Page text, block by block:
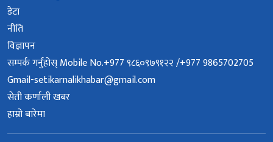
डेटा
नीति
विज्ञापन
सम्पर्क गर्नुहोस् Mobile No.+977 ९८६०९७९१२२ /+977 9865702705
Gmail-setikarnalikhabar@gmail.com
सेती कर्णाली खबर
हाम्रो बारेमा